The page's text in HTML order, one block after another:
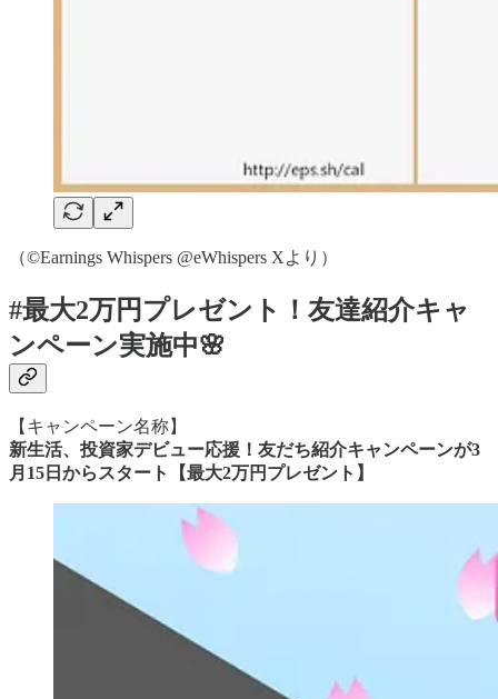
（©️Earnings Whispers @eWhispers Xより）
#最大2万円プレゼント！友達紹介キャ
ンペーン実施中🌸
【キャンペーン名称】
​​新生活、投資家デビュー応援！友だち紹介キャンペーンが3
月15日からスタート【最大2万円プレゼント】